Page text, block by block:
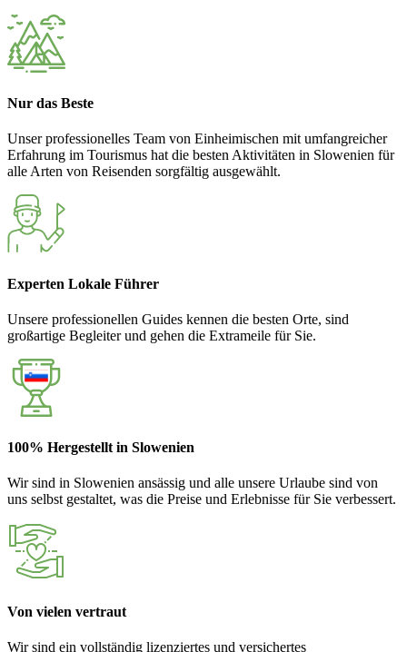
Nur das Beste
Unser professionelles Team von Einheimischen mit umfangreicher
Erfahrung im Tourismus hat die besten Aktivitäten in Slowenien für
alle Arten von Reisenden sorgfältig ausgewählt.
Experten Lokale Führer
Unsere professionellen Guides kennen die besten Orte, sind
großartige Begleiter und gehen die Extrameile für Sie.
100% Hergestellt in Slowenien
Wir sind in Slowenien ansässig und alle unsere Urlaube sind von
uns selbst gestaltet, was die Preise und Erlebnisse für Sie verbessert.
Von vielen vertraut
Wir sind ein vollständig lizenziertes und versichertes